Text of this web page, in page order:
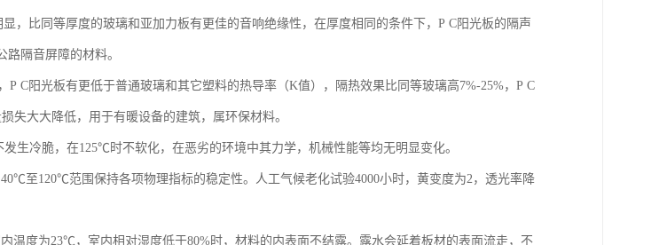
显，比同等厚度的玻璃和亚加力板有更佳的音响绝缘性，在厚度相同的条件下，P C阳光板的隔声
隔音屏障的材料。
P C阳光板有更低于普通玻璃和其它塑料的热导率（K值），隔热效果比同等玻璃高7%-25%，P C
失大大降低，用于有暖设备的建筑，属环保材料。
发生冷脆，在125℃时不软化，在恶劣的环境中其力学，机械性能等均无明显变化。
40℃至120℃范围保持各项物理指标的稳定性。人工气候老化试验4000小时，黄变度为2，透光率降
温度为23℃，室内相对湿度低于80%时，材料的内表面不结露。露水会延着板材的表面流走，不